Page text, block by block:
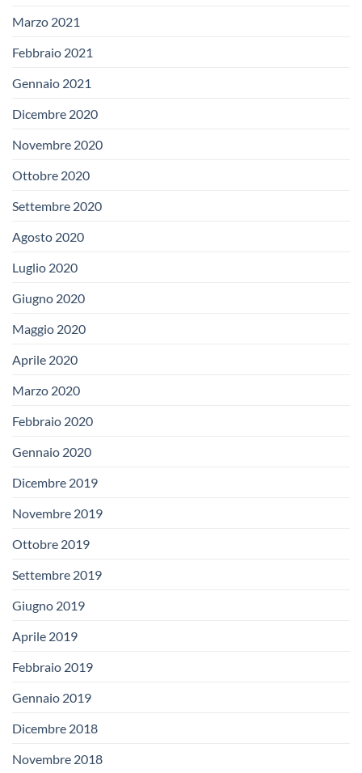
Marzo 2021
Febbraio 2021
Gennaio 2021
Dicembre 2020
Novembre 2020
Ottobre 2020
Settembre 2020
Agosto 2020
Luglio 2020
Giugno 2020
Maggio 2020
Aprile 2020
Marzo 2020
Febbraio 2020
Gennaio 2020
Dicembre 2019
Novembre 2019
Ottobre 2019
Settembre 2019
Giugno 2019
Aprile 2019
Febbraio 2019
Gennaio 2019
Dicembre 2018
Novembre 2018